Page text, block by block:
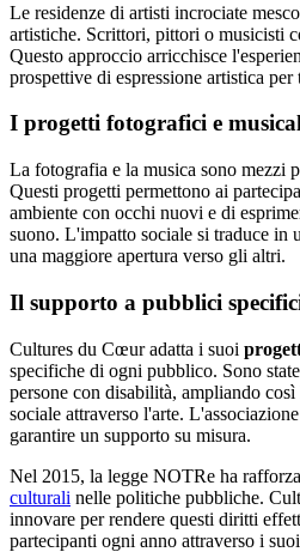
Le residenze di artisti incrociate
artistiche. Scrittori, pittori o musicisti
Questo approccio arricchisce
prospettive di espressione artistica per
I progetti fotografici e
La fotografia e la musica sono mezzi
Questi progetti permettono ai
ambiente con occhi nuovi e di
suono. L'impatto sociale si traduce in
una maggiore apertura verso gli altri.
Il supporto a pubblici
Cultures du Cœur adatta i suoi
specifiche di ogni pubblico. Sono
persone con disabilità, ampliando
sociale attraverso l'arte.
garantire un supporto su misura.
Nel 2015, la legge NOTRe ha
culturali nelle politiche pubbliche.
innovare per rendere questi diritti
partecipanti ogni anno attraverso i